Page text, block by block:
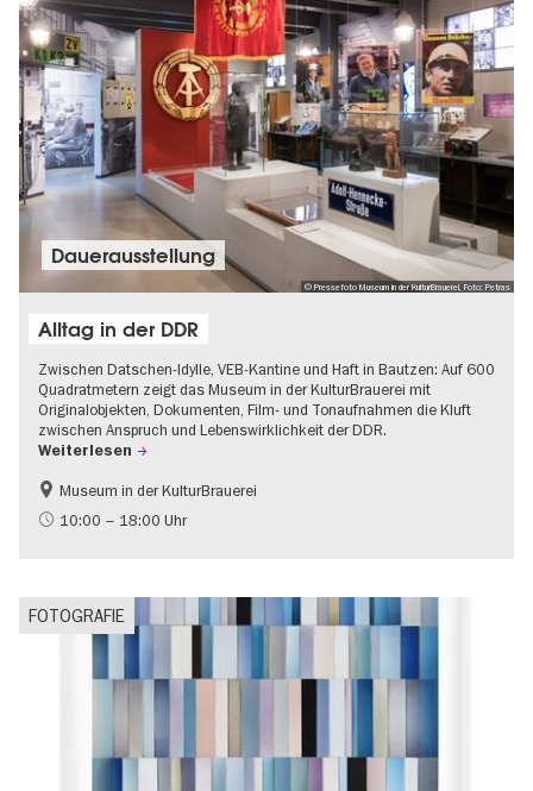
© Pressefoto Museum in der KulturBrauerei, Foto: Petras
Dauer­aus­stel­lung
Alltag in der DDR
Zwischen Datschen-Idylle, VEB-Kantine und Haft in Bautzen: Auf 600
Quadratmetern zeigt das Museum in der KulturBrauerei mit
Originalobjekten, Dokumenten, Film- und Tonaufnahmen die Kluft
zwischen Anspruch und Lebenswirklichkeit der DDR.
Weiterlesen
Berliner Mauer
DDR-Geschichte
Museum in der KulturBrauerei
10:00 – 18:00 Uhr
FOTOGRAFIE